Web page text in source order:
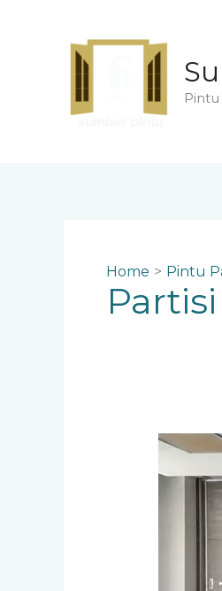
Home Pintu
Manfaat